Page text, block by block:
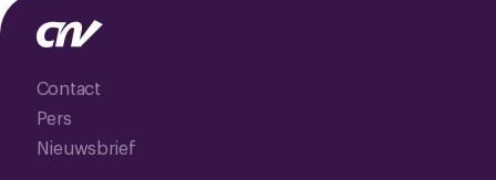
Contact
Pers
Nieuwsbrief